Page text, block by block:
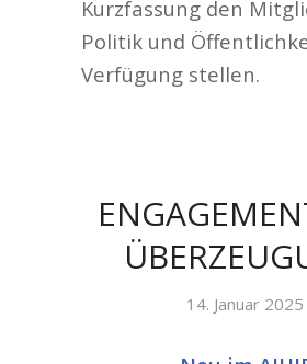
Kurzfassung den
Politik und
Verfügung stellen.
14. Januar 2025